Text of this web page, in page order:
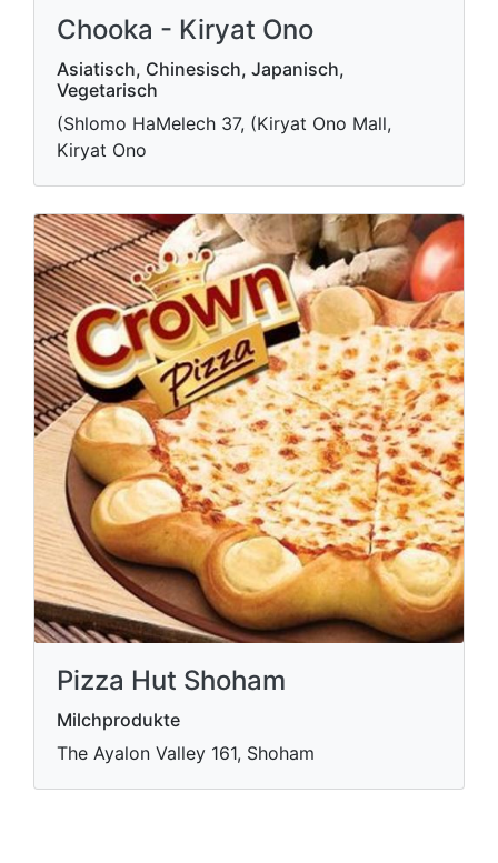
Chooka - Kiryat Ono
Asiatisch, Chinesisch, Japanisch,
Vegetarisch
(Shlomo HaMelech 37, (Kiryat Ono Mall,
Kiryat Ono
Pizza Hut Shoham
Milchprodukte
The Ayalon Valley 161, Shoham